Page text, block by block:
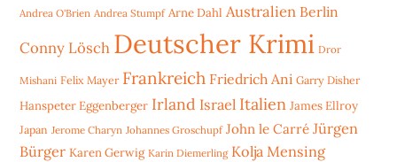
Andrea O'Brien Andrea Stumpf Arne Dahl Australien Berlin
Conny Lösch Deutscher Krimi Dror
Mishani Felix Mayer Frankreich Friedrich Ani Garry Disher
Hanspeter Eggenberger Irland Israel Italien James Ellroy
Japan Jerome Charyn Johannes Groschupf John le Carré Jürgen
Bürger Karen Gerwig Karin Diemerling Kolja Mensing